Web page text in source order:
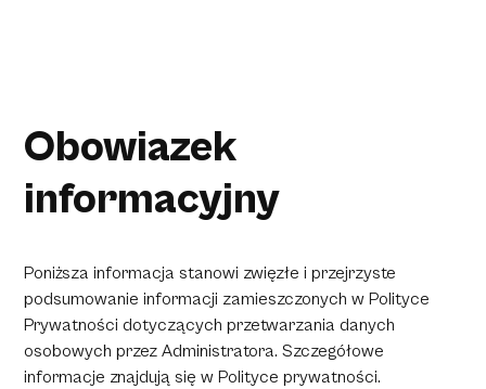
Obowiazek
informacyjny
Poniższa informacja stanowi zwięzłe i przejrzyste
podsumowanie informacji zamieszczonych wPolityce
Prywatności dotyczących przetwarzania danych
osobowych przez Administratora. Szczegółowe
informacje znajdują się w Polityce prywatności.